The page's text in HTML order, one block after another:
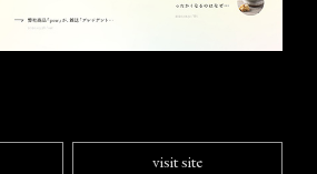
visit site